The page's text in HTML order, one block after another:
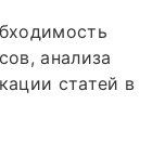
анализа
статей в